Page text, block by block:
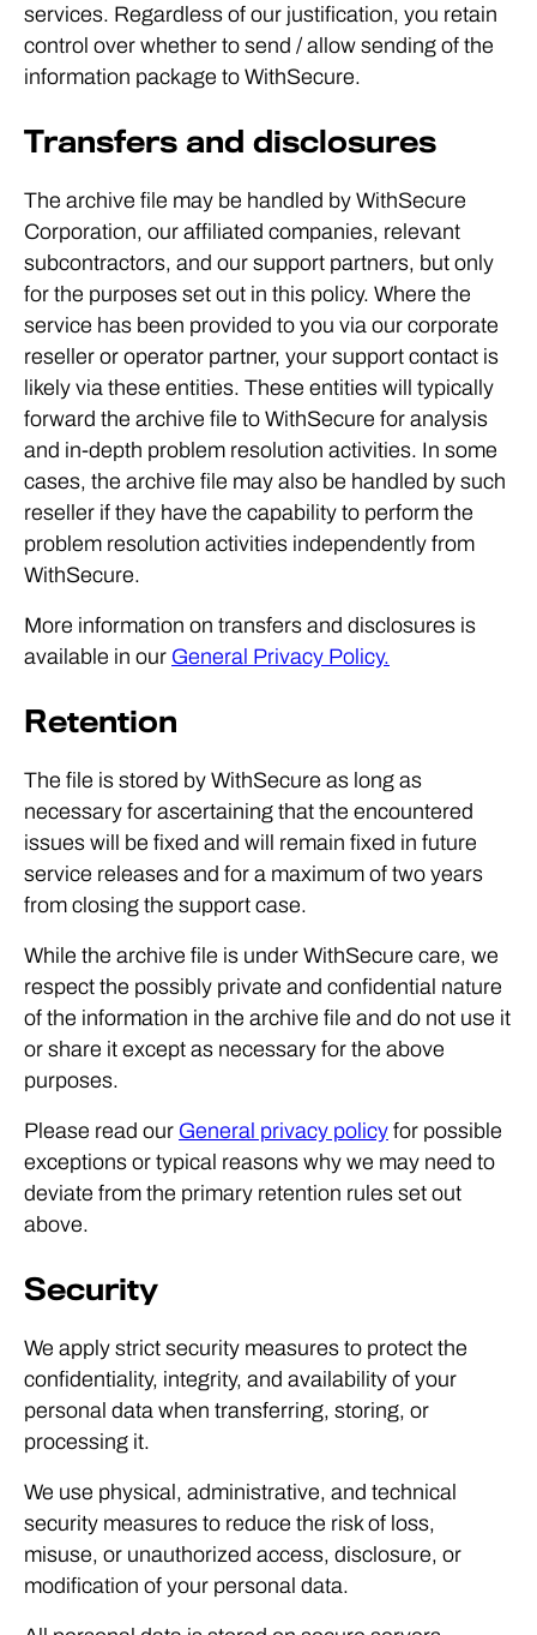
services. Regardless of our justification, you retain
control over whether to send / allow sending of the
information package to WithSecure.
Transfers and disclosures
The archive file may be handled by WithSecure
Corporation, our affiliated companies, relevant
subcontractors, and our support partners, but only
for the purposes set out in this policy. Where the
service has been provided to you via our corporate
reseller or operator partner, your support contact is
likely via these entities. These entities will typically
forward the archive file to WithSecure for analysis
and in-depth problem resolution activities. In some
cases, the archive file may also be handled by such
reseller if they have the capability to perform the
problem resolution activities independently from
WithSecure.
More information on transfers and disclosures is
available in our General Privacy Policy.
Retention
The file is stored by WithSecure as long as
necessary for ascertaining that the encountered
issues will be fixed and will remain fixed in future
service releases and for a maximum of two years
from closing the support case.
While the archive file is under WithSecure care, we
respect the possibly private and confidential nature
of the information in the archive file and do not use it
or share it except as necessary for the above
purposes.
Please read our General privacy policy for possible
exceptions or typical reasons why we may need to
deviate from the primary retention rules set out
above.
Security
We apply strict security measures to protect the
confidentiality, integrity, and availability of your
personal data when transferring, storing, or
processing it.
We use physical, administrative, and technical
security measures to reduce the risk of loss,
misuse, or unauthorized access, disclosure, or
modification of your personal data.